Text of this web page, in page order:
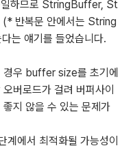
일하므로 StringBuffer, St
반복문 안에서는 String
는 얘기를 들었습니다.
우 buffer size를 초기에
버로드가 걸려 버퍼사이
지 않을 수 있는 문제가
에서 최적화될 가능성이